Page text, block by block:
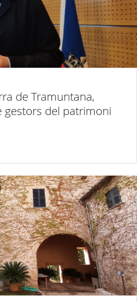
de Tramuntana,
gestors del patrimoni